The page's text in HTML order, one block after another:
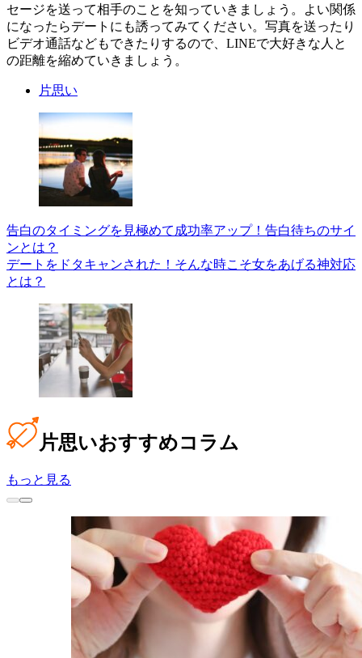
セージを送って相手のことを知っていきましょう。よい関係
になったらデートにも誘ってみてください。写真を送ったり
ビデオ通話などもできたりするので、LINEで大好きな人と
の距離を縮めていきましょう。
片思い
告白のタイミングを見極めて成功率アップ！告白待ちのサイ
ンとは？
デートをドタキャンされた！そんな時こそ女をあげる神対応
とは？
片思いおすすめコラム
もっと見る